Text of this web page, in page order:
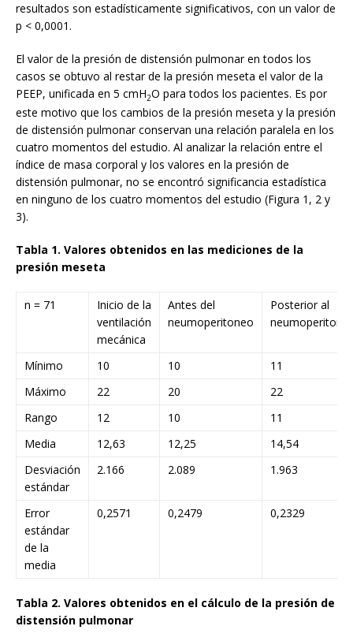
resultados son estadísticamente significativos, con un valor de
p < 0,0001.
El valor de la presión de distensión pulmonar en todos los
casos se obtuvo al restar de la presión meseta el valor de la
PEEP, unificada en 5 cmH2O para todos los pacientes. Es por
este motivo que los cambios de la presión meseta y la presión
de distensión pulmonar conservan una relación paralela en los
cuatro momentos del estudio. Al analizar la relación entre el
índice de masa corporal y los valores en la presión de
distensión pulmonar, no se encontró significancia estadística
en ninguno de los cuatro momentos del estudio (Figura 1, 2 y
3).
Tabla 1. Valores obtenidos en las mediciones de la
presión meseta
n = 71
Inicio de la
ventilación
mecánica
Antes del
neumoperitoneo
Posterior al
Mínimo 10 10
11
Máximo
22 20
22
Rango
12 10
11
Media
12,63 12,25
14,54
Desviación
estándar
2.166 2.089 1.963
Error
estándar
de la
media
0,2571 0,2479 0,2329
Tabla 2. Valores obtenidos en el cálculo de la presión de
distensión pulmonar